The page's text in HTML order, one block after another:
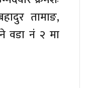
तामाङ,
वडा नं २ मा